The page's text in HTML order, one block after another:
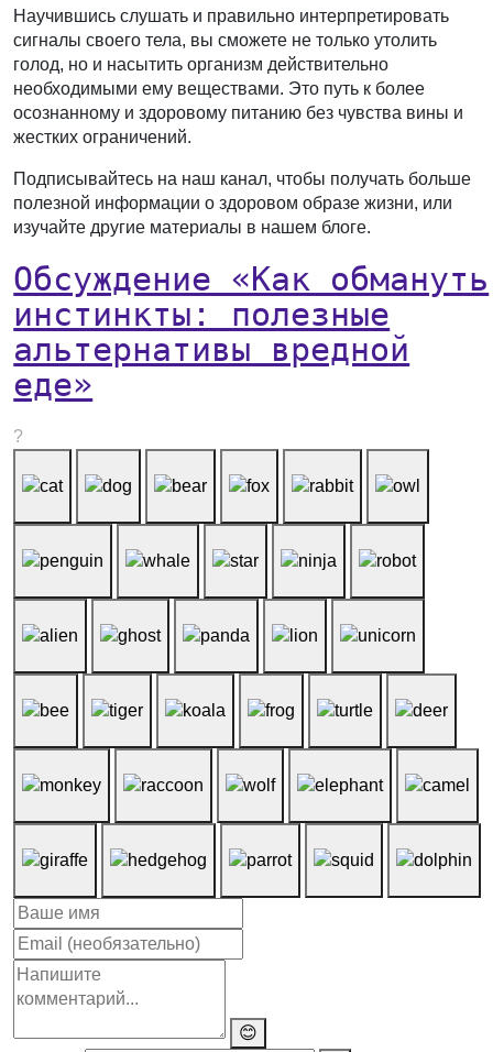
Научившись слушать и правильно интерпретировать
сигналы своего тела, вы сможете не только утолить
голод, но и насытить организм действительно
необходимыми ему веществами. Это путь к более
осознанному и здоровому питанию без чувства вины и
жестких ограничений.
Подписывайтесь на наш канал, чтобы получать больше
полезной информации о здоровом образе жизни, или
изучайте другие материалы в нашем блоге.
Обсуждение «Как обмануть
инстинкты: полезные
альтернативы вредной
еде»
?
😊